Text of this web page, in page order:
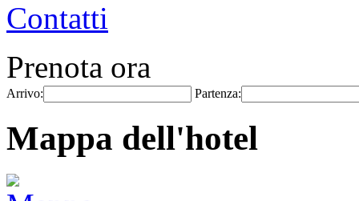
Contatti
Prenota ora
Arrivo: Partenza:
Mappa dell'hotel